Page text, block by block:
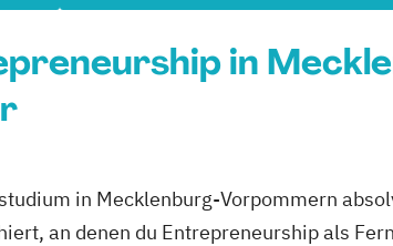
in
in Mecklenburg-Vorpommern
an denen du Entrepreneurship als